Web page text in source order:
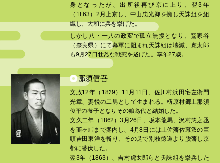
身となったが、出所後再び京に上り、翌3年
（1863）2月上京し、中山忠光卿を擁し天誅組を組
織し、大和に兵を挙げた。
しかし八・一八の政変で孤立無援となり、鷲家谷
（奈良県）にて幕軍に阻まれ天誅組は壊滅、虎太郎
も9月27日壮烈な戦死を遂げた。享年27歳。
那須信吾
文政12年（1829）11月11日、佐川村浜田宅左衛門
光章、妻悦の二男として生まれる。梼原村郷土那須
俊平の養子となりその娘為代と結婚した。
文久二年（1862）3月26日、坂本龍馬、沢村惣之丞
を韮ヶ峠まで案内し、4月8日には土佐藩佐幕派の巨
頭吉田東洋を斬り、その足で別枝徳道より脱藩し京
都に潜伏した。
翌3年（1863）、吉村虎太郎らと天誅組を挙兵した